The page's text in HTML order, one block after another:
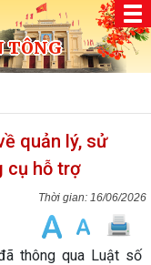
TÔNG
quản lý, sử
cụ hỗ trợ
16/06/2026
thông qua Luật số